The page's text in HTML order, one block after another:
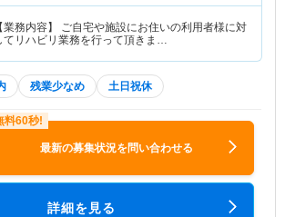
【業務内容】 ご自宅や施設にお住いの利用者様に対
てリハビリ業務を行って頂きま…
残業少なめ 土日祝休
最新の募集状況を問い合わせる
詳細を見る